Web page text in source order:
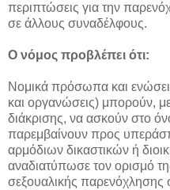
περιπτώσεις για την
σε άλλους συναδέλφους.
Ο νόμος προβλέπει ότι:
Νομικά πρόσωπα και
και οργανώσεις) μπορούν,
διάκρισης, να ασκούν στο
παρεμβαίνουν προς
αρμόδιων δικαστικών ή
αναδιατύπωσε τον ορισμό
σεξουαλικής παρενόχλησης